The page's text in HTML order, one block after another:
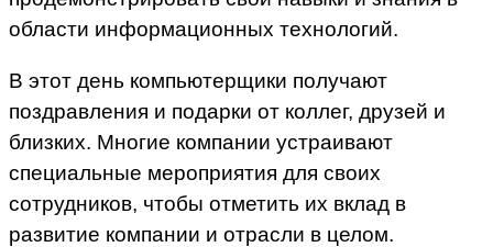
области информационных технологий.
В этот день компьютерщики получают
поздравления и подарки от коллег, друзей и
близких. Многие компании устраивают
специальные мероприятия для своих
сотрудников, чтобы отметить их вклад в
развитие компании и отрасли в целом.